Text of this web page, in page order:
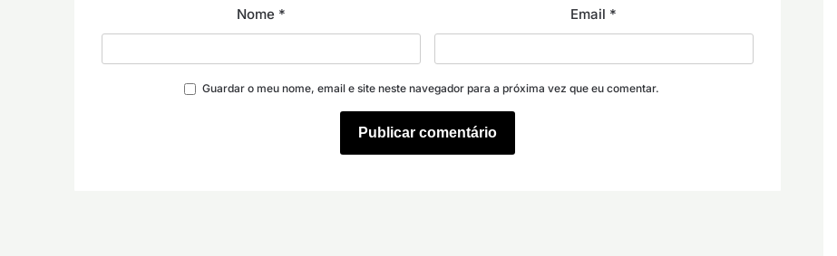
Nome * Email *
Guardar o meu nome, email e site neste navegador para a próxima vez que eu comentar.